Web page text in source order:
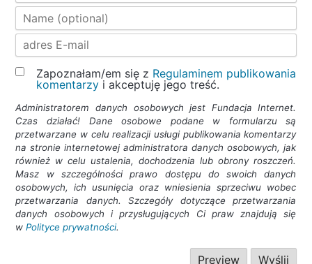
Zapoznałam/em się z Regulaminem publikowania
komentarzy i akceptuję jego treść.
Administratorem danych osobowych jest Fundacja Internet.
Czas działać! Dane osobowe podane w formularzu są
przetwarzane w celu realizacji usługi publikowania komentarzy
na stronie internetowej administratora danych osobowych, jak
również w celu ustalenia, dochodzenia lub obrony roszczeń.
Masz w szczególności prawo dostępu do swoich danych
osobowych, ich usunięcia oraz wniesienia sprzeciwu wobec
przetwarzania danych. Szczegóły dotyczące przetwarzania
danych osobowych i przysługujących Ci praw znajdują się
wPolityce prywatności.